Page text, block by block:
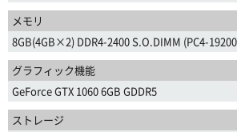
メモリ
8GB(4GB×2) DDR4-2400 S.O.DIMM (PC4-
グラフィック機能
GeForce GTX 1060 6GB GDDR5
ストレージ